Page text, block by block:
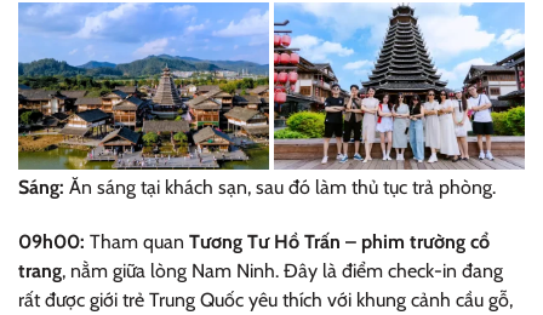
Sáng: Ăn sáng tại khách sạn, sau đó làm thủ tục trả phòng.
09h00: Tham quan Tương Tư Hồ Trấn – phim trường cổ
trang, nằm giữa lòng Nam Ninh. Đây là điểm check-in đang
rất được giới trẻ Trung Quốc yêu thích với khung cảnh cầu gỗ,